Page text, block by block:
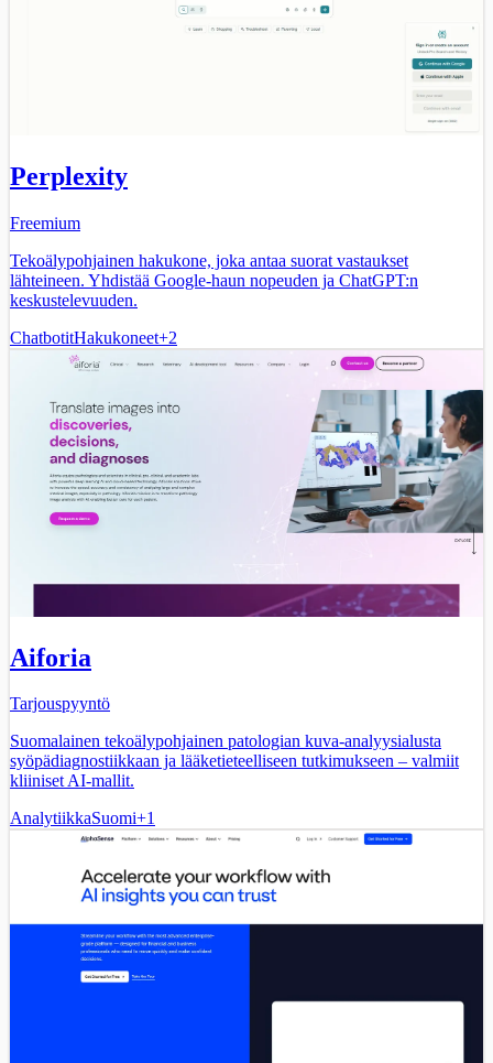
Perplexity
Freemium
Tekoälypohjainen hakukone, joka antaa suorat vastaukset
lähteineen. Yhdistää Google-haun nopeuden ja ChatGPT:n
keskustelevuuden.
ChatbotitHakukoneet+2
Aiforia
Tarjouspyyntö
Suomalainen tekoälypohjainen patologian kuva-analyysialusta
syöpädiagnostiikkaan ja lääketieteelliseen tutkimukseen – valmiit
kliiniset AI-mallit.
AnalytiikkaSuomi+1